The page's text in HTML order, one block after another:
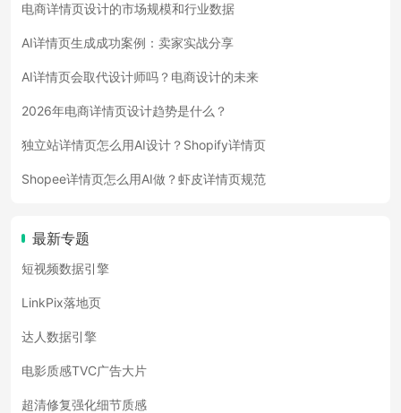
电商详情页设计的市场规模和行业数据
AI详情页生成成功案例：卖家实战分享
AI详情页会取代设计师吗？电商设计的未来
2026年电商详情页设计趋势是什么？
独立站详情页怎么用AI设计？Shopify详情页
Shopee详情页怎么用AI做？虾皮详情页规范
最新专题
短视频数据引擎
LinkPix落地页
达人数据引擎
电影质感TVC广告大片
超清修复强化细节质感